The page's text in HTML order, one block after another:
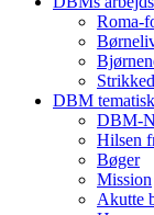
Roma-
DBM tematisk
DBM-
Hilsen
Bøger
Mission
Akutte